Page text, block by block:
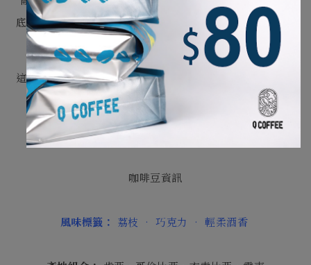
底。再疊加進「冰淬荔枝」配方豆特製的冷萃咖啡，其濃郁
的果甜與微醺酒香交織其間。
這是一杯口感絲滑、結構細緻且層次豐富的冷萃創意咖啡，
邀請你來店裡細細品嚐。
咖啡豆資訊
風味標籤： 荔枝 • 巧克力 • 輕柔酒香